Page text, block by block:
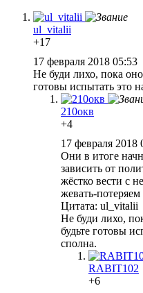
ul_vitalii
+17
17 февраля 2018 05:53
Не буди лихо, пока
готовы испытать это
210окв
+4
17 февраля 2018
Они в итоге
зависить от
жёстко вести с
жевать-потеряем
Цитата: ul_vitalii
Не буди лихо,
будьте готовы
сполна.
RABIT102
+6